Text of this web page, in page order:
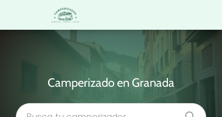
Camperizado en Granada